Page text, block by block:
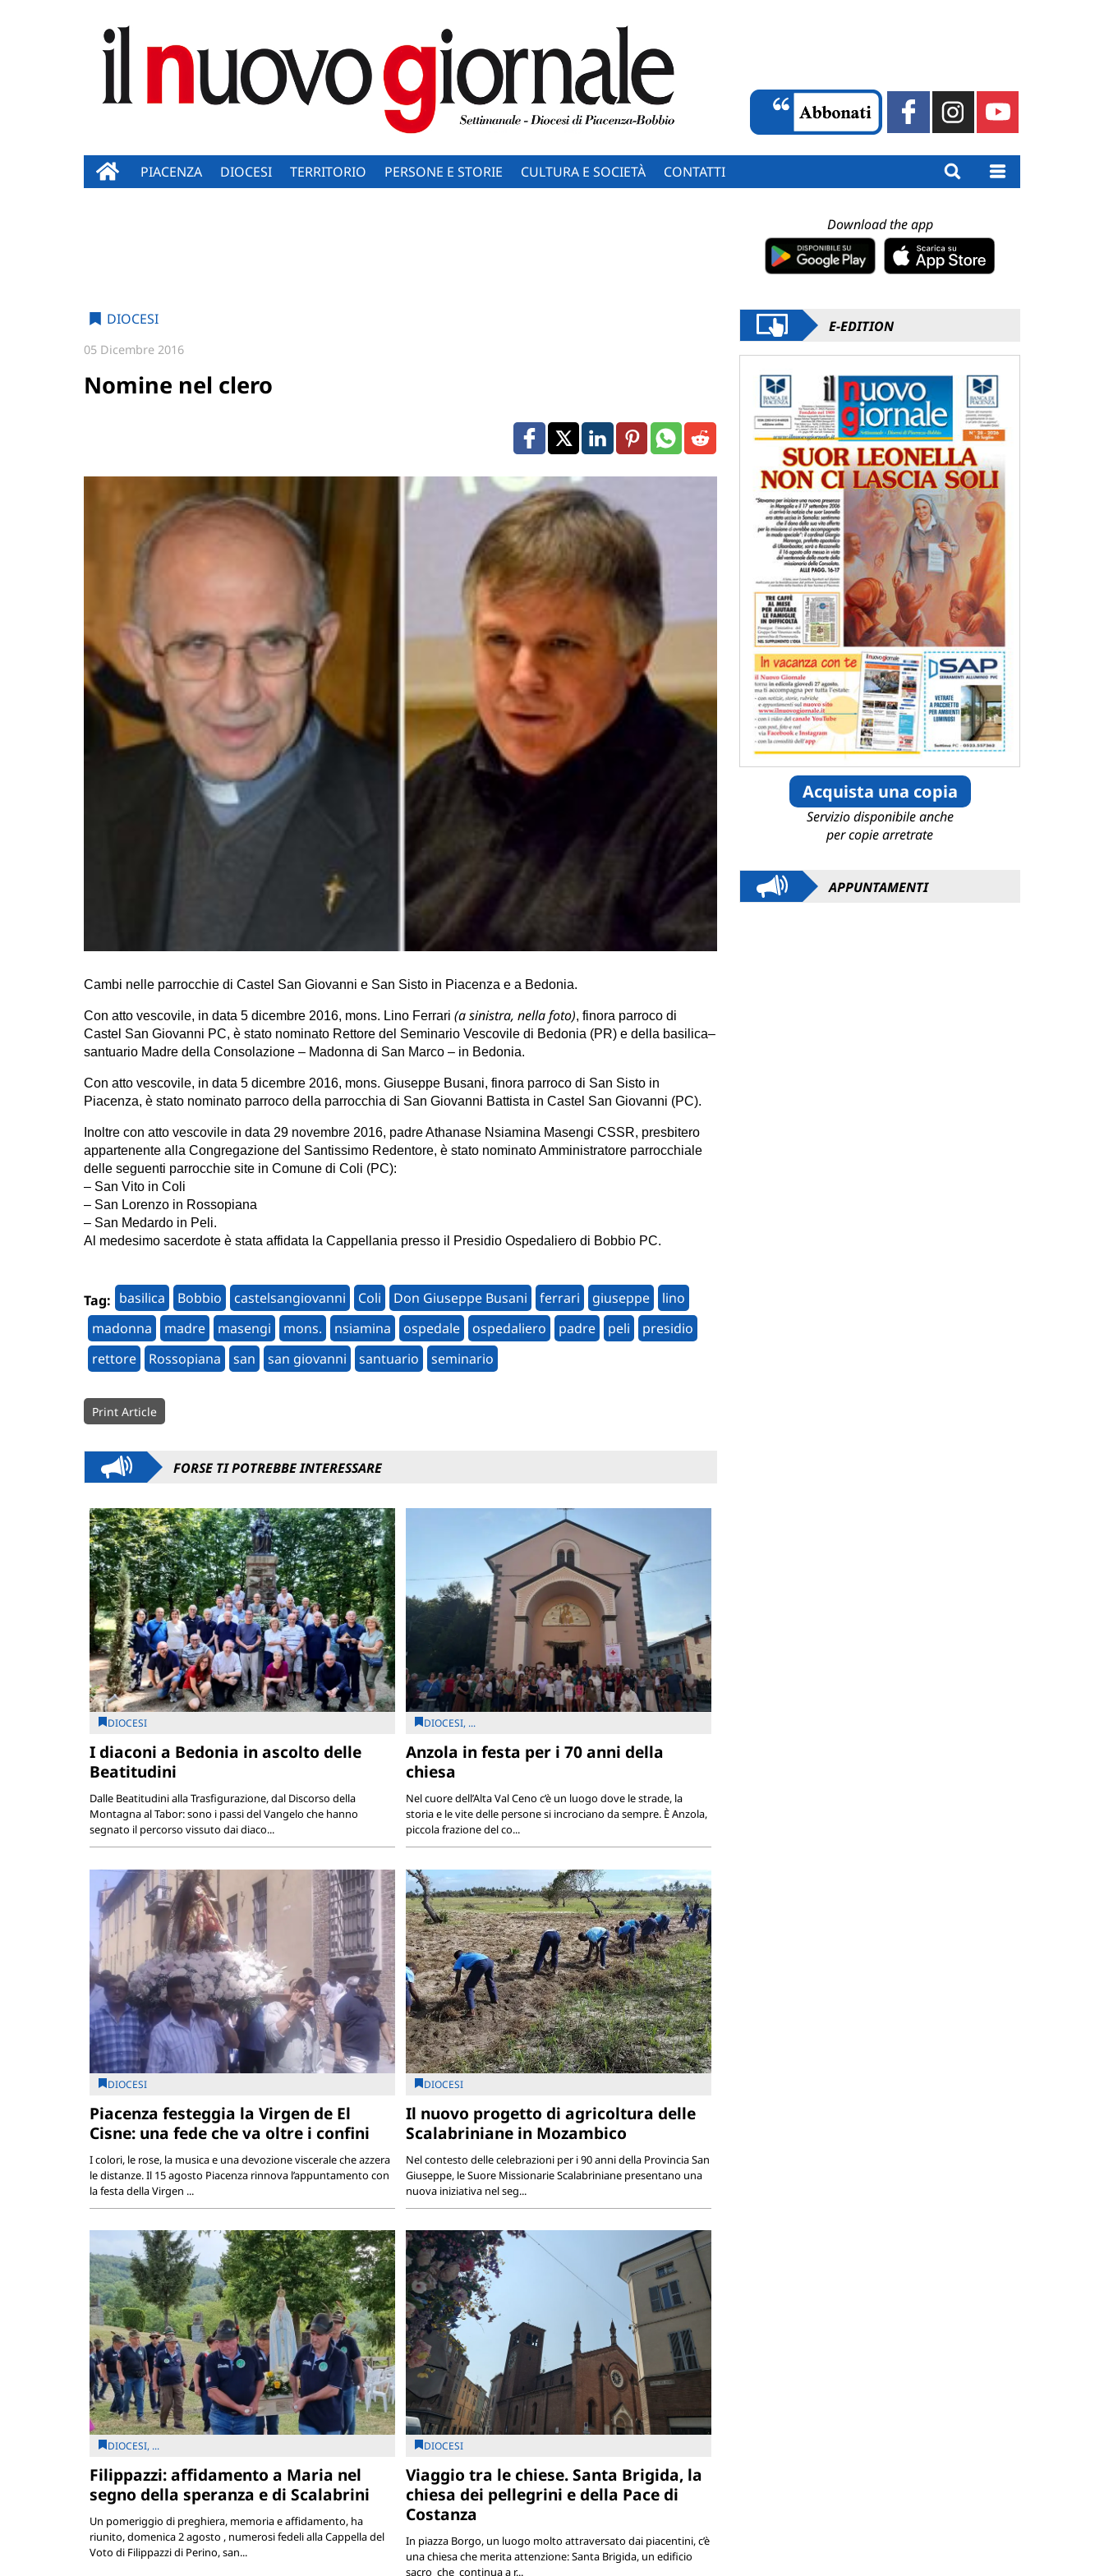
PIACENZA DIOCESI TERRITORIO PERSONE E STORIE CULTURA E SOCIETÀ CONTATTI
DIOCESI
05 Dicembre 2016
Nomine nel clero
Cambi nelle parrocchie di Castel San Giovanni e San Sisto in Piacenza e a Bedonia.
Con atto vescovile, in data 5 dicembre 2016, mons. Lino Ferrari (a sinistra, nella foto), finora parroco di
Castel San Giovanni PC, è stato nominato Rettore del Seminario Vescovile di Bedonia (PR) e della basilica–
santuario Madre della Consolazione – Madonna di San Marco – in Bedonia.
Con atto vescovile, in data 5 dicembre 2016, mons. Giuseppe Busani, finora parroco di San Sisto in
Piacenza, è stato nominato parroco della parrocchia di San Giovanni Battista in Castel San Giovanni (PC).
Inoltre con atto vescovile in data 29 novembre 2016, padre Athanase Nsiamina Masengi CSSR, presbitero
appartenente alla Congregazione del Santissimo Redentore, è stato nominato Amministratore parrocchiale
delle seguenti parrocchie site in Comune di Coli (PC):
– San Vito in Coli
– San Lorenzo in Rossopiana
– San Medardo in Peli.
Al medesimo sacerdote è stata affidata la Cappellania presso il Presidio Ospedaliero di Bobbio PC.
Tag: basilica Bobbio castelsangiovanni Coli Don Giuseppe Busani ferrari giuseppe
lino
madonna
madre masengi mons. nsiamina ospedale ospedaliero padre peli
presidio
rettore
Rossopiana san san giovanni santuario seminario
Print Article
FORSE TI POTREBBE INTERESSARE
DIOCESI
I diaconi a Bedonia in ascolto delle
Beatitudini
Dalle Beatitudini alla Trasfigurazione, dal Discorso della
Montagna al Tabor: sono i passi del Vangelo che hanno
segnato il percorso vissuto dai diaco...
DIOCESI, ...
Anzola in festa per i 70 anni della
chiesa
Nel cuore dell’Alta Val Ceno c’è un luogo dove le strade, la
storia e le vite delle persone si incrociano da sempre. È Anzola,
piccola frazione del co...
DIOCESI
Piacenza festeggia la Virgen de El
Cisne: una fede che va oltre i confini
I colori, le rose, la musica e una devozione viscerale che azzera
le distanze. Il 15 agosto Piacenza rinnova l’appuntamento con
la festa della Virgen ...
DIOCESI
Il nuovo progetto di agricoltura delle
Scalabriniane in Mozambico
Nel contesto delle celebrazioni per i 90 anni della Provincia San
Giuseppe, le Suore Missionarie Scalabriniane presentano una
nuova iniziativa nel seg...
DIOCESI, ...
Filippazzi: affidamento a Maria nel
segno della speranza e di Scalabrini
Un pomeriggio di preghiera, memoria e affidamento, ha
riunito, domenica 2 agosto , numerosi fedeli alla Cappella del
Voto di Filippazzi di Perino, san...
DIOCESI
Viaggio tra le chiese. Santa Brigida, la
chiesa dei pellegrini e della Pace di
Costanza
In piazza Borgo, un luogo molto attraversato dai piacentini, c’è
una chiesa che merita attenzione: Santa Brigida, un edificio
sacro che continua a r...
Download the app
E-EDITION
Acquista una copia
Servizio disponibile anche
per copie arretrate
APPUNTAMENTI